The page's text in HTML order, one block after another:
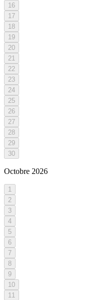
16
17
18
19
20
21
22
23
24
25
26
27
28
29
30
Octobre 2026
1
2
3
4
5
6
7
8
9
10
11